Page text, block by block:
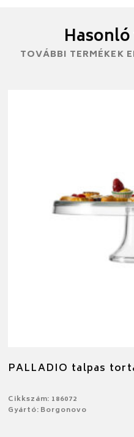
TOVÁBBI TERMÉKEK
PALLADIO talpas
Cikkszám: 186072
Gyártó: Borgonovo